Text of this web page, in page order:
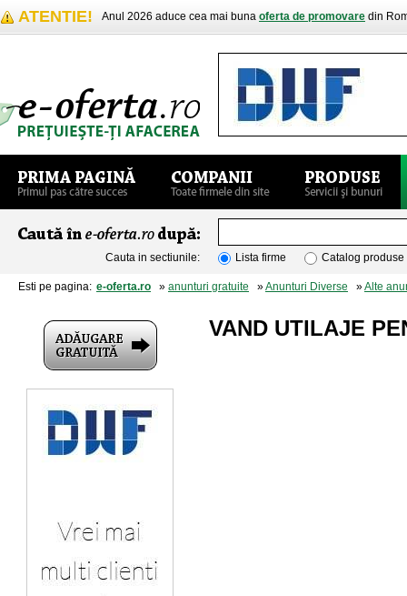
ATENTIE! Anul 2026 aduce cea mai buna oferta de promovare din
Cauta in sectiunile: Lista firme Catalog produse
Esti pe pagina: e-oferta.ro » anunturi gratuite »Anunturi Diverse »Alte
VAND UTILAJE